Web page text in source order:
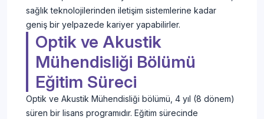
sağlık teknolojilerinden iletişim sistemlerine kadar
geniş bir yelpazede kariyer yapabilirler.
Optik ve Akustik
Mühendisliği Bölümü
Eğitim Süreci
Optik ve Akustik Mühendisliği bölümü, 4 yıl (8 dönem)
süren bir lisans programıdır. Eğitim sürecinde